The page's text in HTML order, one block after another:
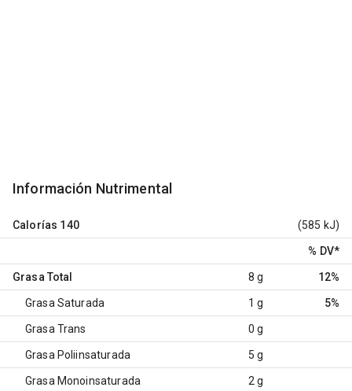
Información Nutrimental
Calorías 140 (585 kJ)
% DV*
Grasa Total 8 g 12%
Grasa Saturada 1 g 5%
Grasa Trans 0 g
Grasa Poliinsaturada 5 g
Grasa Monoinsaturada 2 g